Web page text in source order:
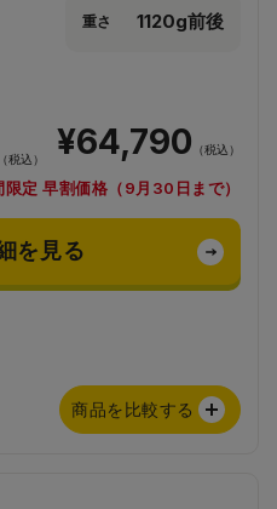
重さ 1120g前後
（税込） ¥64,790 （税込）
限定 早割価格（9月30日まで）
を見る
商品を比較する